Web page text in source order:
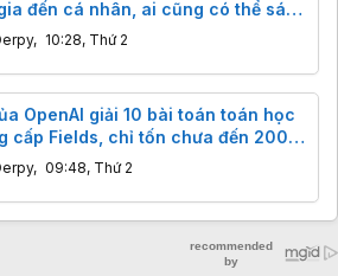
đến cá nhân, ai cũng có thể sáng
, 10:28, Thứ 2
OpenAI giải 10 bài toán toán học
cấp Fields, chỉ tốn chưa đến 2000
, 09:48, Thứ 2